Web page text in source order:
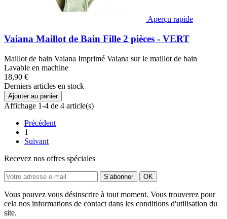
Aperçu rapide
Vaiana Maillot de Bain Fille 2 pièces - VERT
Maillot de bain Vaiana Imprimé Vaiana sur le maillot de bain
Lavable en machine
18,90 €
Derniers articles en stock
Ajouter au panier
Affichage 1-4 de 4 article(s)
Précédent
1
Suivant
Recevez nos offres spéciales
Vous pouvez vous désinscrire à tout moment. Vous trouverez pour
cela nos informations de contact dans les conditions d'utilisation du
site.